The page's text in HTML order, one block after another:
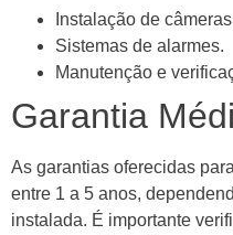
Instalação de
Sistemas de alarmes.
Manutenção e
Garantia
As garantias oferecidas
entre 1 a 5 anos,
instalada. É importante